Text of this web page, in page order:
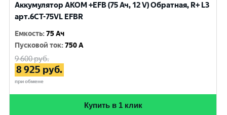
Аккумулятор AKOM +EFB (75 Ач, 12 V) Обратная, R+ L3
арт.6СТ-75VL EFBR
Емкость:75 Ач
Пусковой ток:750 A
9 600руб.
8 925 руб.
при обмене
Купить в 1 клик